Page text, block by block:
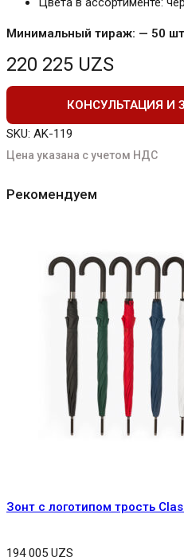
Минимальный тираж: — 50
220 225 UZS
КОНСУЛЬТАЦИЯ И
SKU: AK-119
Цена указана с учетом НДС
Рекомендуем
Зонт с логотипом трость
194 005 UZS